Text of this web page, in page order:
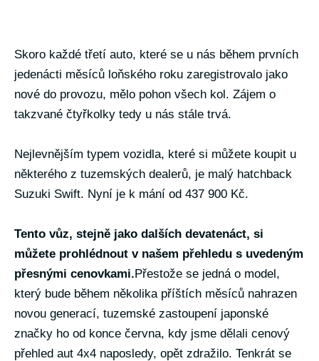
Skoro každé třetí auto, které se u nás během prvních
jedenácti měsíců loňského roku zaregistrovalo jako
nové do provozu, mělo pohon všech kol. Zájem o
takzvané čtyřkolky tedy u nás stále trvá.
Nejlevnějším typem vozidla, které si můžete koupit u
některého z tuzemských dealerů, je malý hatchback
Suzuki Swift. Nyní je k mání od 437 900 Kč.
Tento vůz, stejně jako dalších devatenáct, si
můžete prohlédnout v našem přehledu s uvedeným
přesnými cenovkami.Přestože se jedná o model,
který bude během několika příštích měsíců nahrazen
novou generací, tuzemské zastoupení japonské
značky ho od konce června, kdy jsme dělali cenový
přehled aut 4x4 naposledy, opět zdražilo. Tenkrát se